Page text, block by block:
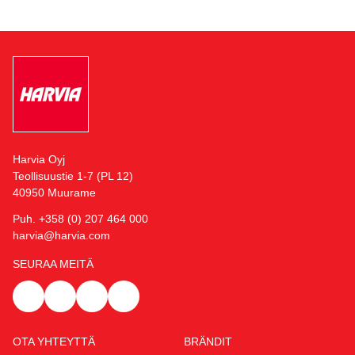
Harvia Oyj
Teollisuustie 1-7 (PL 12)
40950 Muurame
Puh. +358 (0) 207 464 000
harvia@harvia.com
SEURAA MEITÄ
OTA YHTEYTTÄ BRÄNDIT